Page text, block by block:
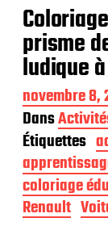
prisme
ludique
D
a
t
e
d
e
p
u
b
novembre 8,
Dans
Étiquettes
coloriage
Renault